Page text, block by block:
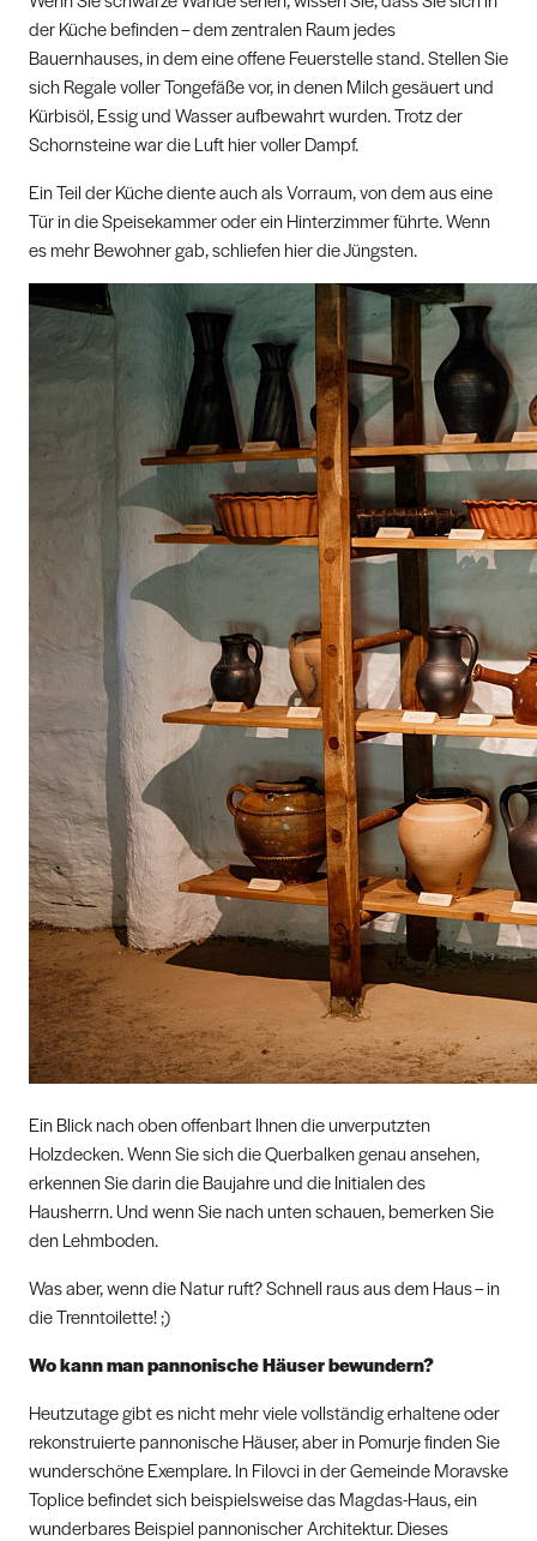
der Küche befinden – dem zentralen Raum jedes
Bauernhauses, in dem eine offene Feuerstelle stand. Stellen Sie
sich Regale voller Tongefäße vor, in denen Milch gesäuert und
Kürbisöl, Essig und Wasser aufbewahrt wurden. Trotz der
Schornsteine war die Luft hier voller Dampf.
Ein Teil der Küche diente auch als Vorraum, von dem aus eine
Tür in die Speisekammer oder ein Hinterzimmer führte. Wenn
es mehr Bewohner gab, schliefen hier die Jüngsten.
Ein Blick nach oben offenbart Ihnen die unverputzten
Holzdecken. Wenn Sie sich die Querbalken genau ansehen,
erkennen Sie darin die Baujahre und die Initialen des
Hausherrn. Und wenn Sie nach unten schauen, bemerken Sie
den Lehmboden.
Was aber, wenn die Natur ruft? Schnell raus aus dem Haus – in
die Trenntoilette! ;)
Wo kann man pannonische Häuser bewundern?
Heutzutage gibt es nicht mehr viele vollständig erhaltene oder
rekonstruierte pannonische Häuser, aber in Pomurje finden Sie
wunderschöne Exemplare. In Filovci in der Gemeinde Moravske
Toplice befindet sich beispielsweise das Magdas-Haus, ein
wunderbares Beispiel pannonischer Architektur. Dieses